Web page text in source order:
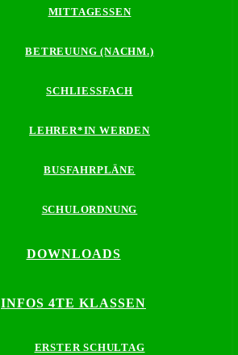
MITTAGESSEN
BETREUUNG (NACHM.)
SCHLIESSFACH
LEHRER*IN WERDEN
BUSFAHRPLÄNE
SCHULORDNUNG
DOWNLOADS
INFOS 4TE KLASSEN
ERSTER SCHULTAG